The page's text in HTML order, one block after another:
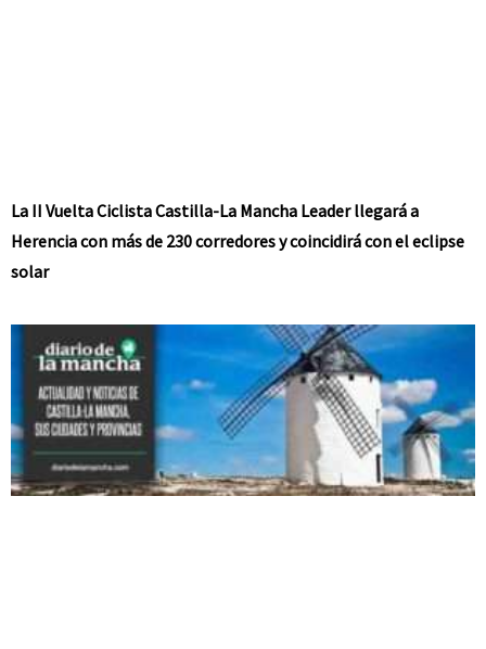
La II Vuelta Ciclista Castilla-La Mancha Leader llegará a
Herencia con más de 230 corredores y coincidirá con el eclipse
solar